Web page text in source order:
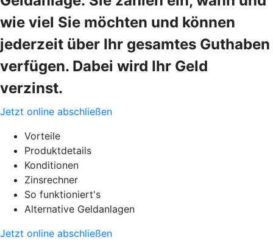
wie viel Sie möchten und können
jederzeit über Ihr gesamtes Guthaben
verfügen. Dabei wird Ihr Geld
verzinst.
Jetzt online abschließen
Vorteile
Produktdetails
Konditionen
Zinsrechner
So funktioniert's
Alternative Geldanlagen
Jetzt online abschließen